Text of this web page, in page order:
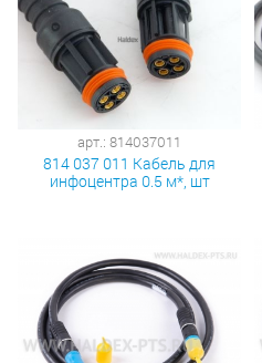
арт.: 814037011
814 037 011 Кабель для
инфоцентра 0.5 м*, шт